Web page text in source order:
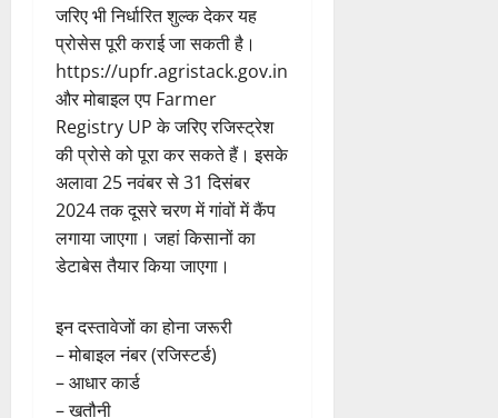
जरिए भी निर्धारित शुल्क देकर यह
प्रोसेस पूरी कराई जा सकती है।
https://upfr.agristack.gov.in
और मोबाइल एप Farmer
Registry UP के जरिए रजिस्ट्रेश
की प्रोसे को पूरा कर सकते हैं। इसके
अलावा 25 नवंबर से 31 दिसंबर
2024 तक दूसरे चरण में गांवों में कैंप
लगाया जाएगा। जहां किसानों का
डेटाबेस तैयार किया जाएगा।
इन दस्तावेजों का होना जरूरी
– मोबाइल नंबर (रजिस्टर्ड)
– आधार कार्ड
– खतौनी